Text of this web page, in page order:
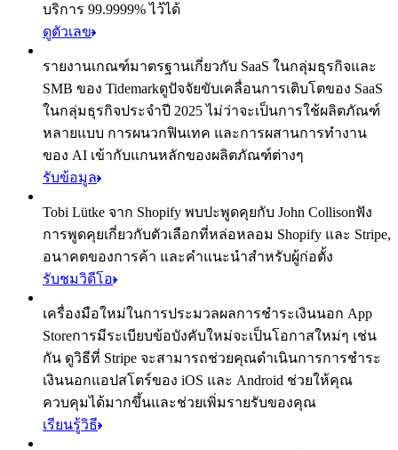
บริการ 99.9999% ไว้ได้
ดูตัวเลข
รายงานเกณฑ์มาตรฐานเกี่ยวกับ SaaS ในกลุ่มธุรกิจและ
SMB ของ Tidemarkดูปัจจัยขับเคลื่อนการเติบโตของ SaaS
ในกลุ่มธุรกิจประจำปี 2025 ไม่ว่าจะเป็นการใช้ผลิตภัณฑ์
หลายแบบ การผนวกฟินเทค และการผสานการทำงาน
ของ AI เข้ากับแกนหลักของผลิตภัณฑ์ต่างๆ
รับข้อมูล
Tobi Lütke จาก Shopify พบปะพูดคุยกับ John Collisonฟัง
การพูดคุยเกี่ยวกับตัวเลือกที่หล่อหลอม Shopify และ Stripe,
อนาคตของการค้า และคำแนะนำสำหรับผู้ก่อตั้ง
รับชมวิดีโอ
เครื่องมือใหม่ในการประมวลผลการชำระเงินนอก App
Storeการมีระเบียบข้อบังคับใหม่จะเป็นโอกาสใหม่ๆ เช่น
กัน ดูวิธีที่ Stripe จะสามารถช่วยคุณดำเนินการการชำระ
เงินนอกแอปสโตร์ของ iOS และ Android ช่วยให้คุณ
ควบคุมได้มากขึ้นและช่วยเพิ่มรายรับของคุณ
เรียนรู้วิธี